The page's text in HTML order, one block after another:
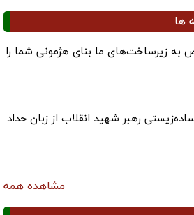
ها
به زیرساخت‌های ما بنای هژمونی شما را
رهبر شهید انقلاب از زبان حداد
مشاهده همه